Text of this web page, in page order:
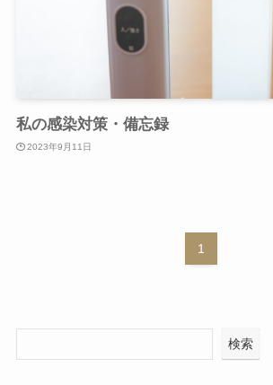
私の感染対策・備忘録
2023年9月11日
1
検索